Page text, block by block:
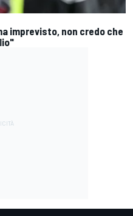
imprevisto, non credo che